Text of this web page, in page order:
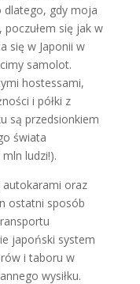
dlatego, gdy moja
się jak w
się w Japonii w
samolot.
hostessami,
i półki z
są przedsionkiem
świata
ludzi!).
oraz
ostatni sposób
japoński system
i taboru w
wysiłku.